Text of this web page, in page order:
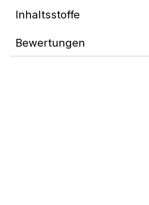
Inhaltsstoffe
Bewertungen